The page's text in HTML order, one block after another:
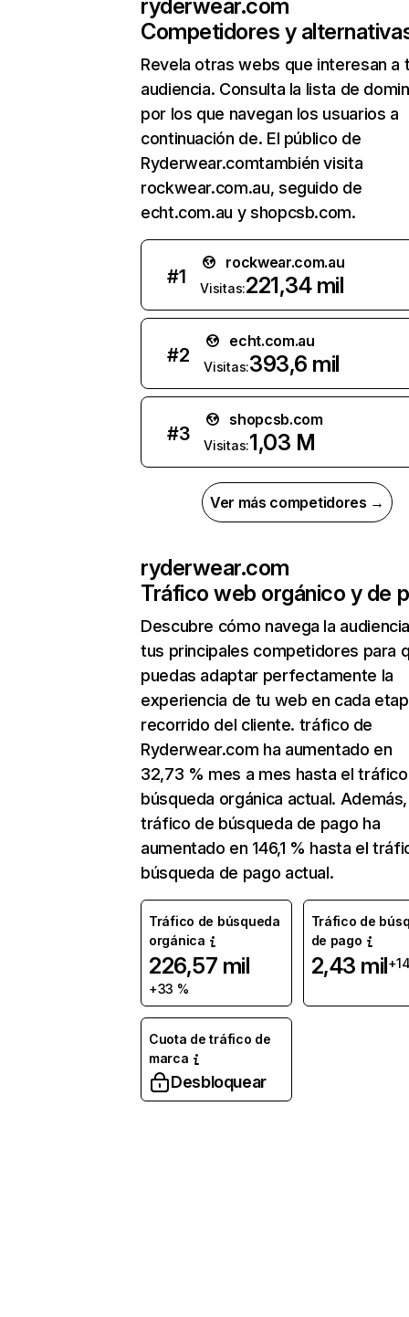
ryderwear.com
Competidores y
Revela otras webs que interesan a
audiencia. Consulta la lista de
por los que navegan los usuarios a
continuación de. El público de
Ryderwear.comtambién visita
rockwear.com.au, seguido de
echt.com.au y shopcsb.com.
#1
rockwear.com.au
Visitas:221,34 mil
#2
echt.com.au
Visitas:393,6 mil
#3
shopcsb.com
Visitas:1,03 M
Ver más competidores →
ryderwear.com
Tráfico web orgánico y de
Descubre cómo navega la
tus principales competidores para
puedas adaptar perfectamente la
experiencia de tu web en cada
recorrido del cliente. tráfico de
Ryderwear.com ha aumentado en
32,73 % mes a mes hasta el
búsqueda orgánica actual.
tráfico de búsqueda de pago ha
aumentado en 146,1 % hasta el
búsqueda de pago actual.
Tráfico de búsqueda
orgánica
226,57 mil
+33 %
Tráfico de
de pago
2,43 mil
Cuota de tráfico de
marca
Desbloquear